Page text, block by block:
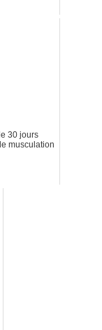
30 jours
musculation